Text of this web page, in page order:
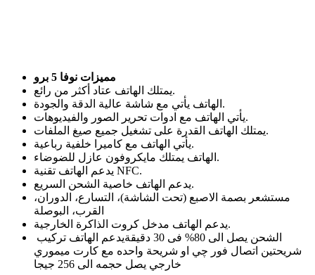
مميزات نوفا 5 برو
يمتلك الهاتف عتاد أكثر من رائع.
الهاتف يأتي مع شاشة عالية الدقة والجودة.
يأتي الهاتف مع ادوات تحرير الصور والفيديوهات.
يمتلك الهاتف القدرة على تشغيل جميع صيغ الملفات.
يأتي الهاتف مع كاميرا خلفية رباعية.
الهاتف يمتلك مايكروفون عازل للضوضاء.
يدعم الهاتف تقنية NFC.
يدعم الهاتف خاصية الشحن السريع.
مستشعر بصمة الاصبع (تحت الشاشة)، التسارع، الدوران،
القرب، البوصلة
يدعم الهاتف مدخل كروت الذاكرة الخارجية.
شريحتين اتصال فور چي او شريحة واحده مع كارت ميموري
خارجي يصل حجمه الى 256 جيجا